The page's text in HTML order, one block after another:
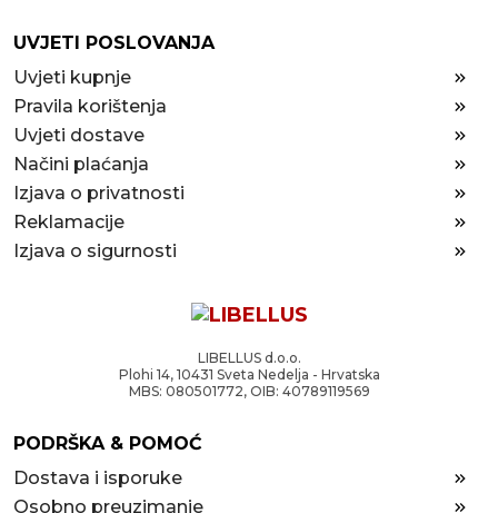
UVJETI POSLOVANJA
Uvjeti kupnje
Pravila korištenja
Uvjeti dostave
Načini plaćanja
Izjava o privatnosti
Reklamacije
Izjava o sigurnosti
LIBELLUS d.o.o.
Plohi 14, 10431 Sveta Nedelja - Hrvatska
MBS: 080501772, OIB: 40789119569
PODRŠKA & POMOĆ
Dostava i isporuke
Osobno preuzimanje